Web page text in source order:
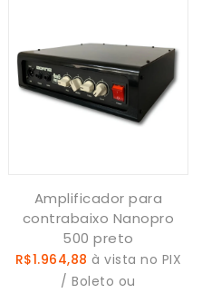
Amplificador para
contrabaixo Nanopro
500 preto
R$1.964,88 à vista no PIX
/ Boleto ou